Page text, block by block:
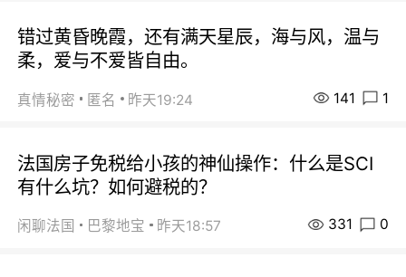
错过黄昏晚霞，还有满天星辰，海与风，温与
柔，爱与不爱皆自由。
真情秘密 匿名 昨天19:24 141 1
法国房子免税给小孩的神仙操作：什么是SCI
有什么坑？如何避税的？
闲聊法国 巴黎地宝 昨天18:57 331 0